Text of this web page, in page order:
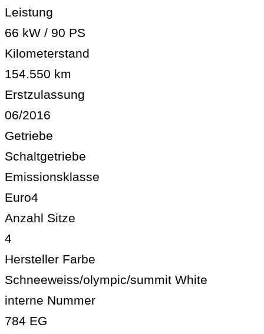
Leistung
66 kW / 90 PS
Kilometerstand
154.550 km
Erstzulassung
06/2016
Getriebe
Schaltgetriebe
Emissionsklasse
Euro4
Anzahl Sitze
4
Hersteller Farbe
Schneeweiss/olympic/summit White
interne Nummer
784 EG